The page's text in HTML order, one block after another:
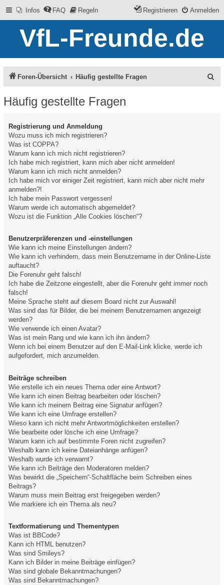
Infos FAQ Regeln Anmelden
Registrieren
VfL-Freunde.de
Foren-Übersicht Häufig gestellte Fragen
Häufig gestellte Fragen
Registrierung und Anmeldung
Wozu muss ich mich registrieren?
Was ist COPPA?
Warum kann ich mich nicht registrieren?
Ich habe mich registriert, kann mich aber nicht anmelden!
Warum kann ich mich nicht anmelden?
Ich habe mich vor einiger Zeit registriert, kann mich aber nicht mehr
anmelden?!
Ich habe mein Passwort vergessen!
Warum werde ich automatisch abgemeldet?
Wozu ist die Funktion „Alle Cookies löschen“?
Benutzerpräferenzen und -einstellungen
Wie kann ich meine Einstellungen ändern?
Wie kann ich verhindern, dass mein Benutzername in der Online-Liste
auftaucht?
Die Forenuhr geht falsch!
Ich habe die Zeitzone eingestellt, aber die Forenuhr geht immer noch
falsch!
Meine Sprache steht auf diesem Board nicht zur Auswahl!
Was sind das für Bilder, die bei meinem Benutzernamen angezeigt
werden?
Wie verwende ich einen Avatar?
Was ist mein Rang und wie kann ich ihn ändern?
Wenn ich bei einem Benutzer auf den E-Mail-Link klicke, werde ich
aufgefordert, mich anzumelden.
Beiträge schreiben
Wie erstelle ich ein neues Thema oder eine Antwort?
Wie kann ich einen Beitrag bearbeiten oder löschen?
Wie kann ich meinem Beitrag eine Signatur anfügen?
Wie kann ich eine Umfrage erstellen?
Wieso kann ich nicht mehr Antwortmöglichkeiten erstellen?
Wie bearbeite oder lösche ich eine Umfrage?
Warum kann ich auf bestimmte Foren nicht zugreifen?
Weshalb kann ich keine Dateianhänge anfügen?
Weshalb wurde ich verwarnt?
Wie kann ich Beiträge den Moderatoren melden?
Was bewirkt die „Speichern“-Schaltfläche beim Schreiben eines
Beitrags?
Warum muss mein Beitrag erst freigegeben werden?
Wie markiere ich ein Thema als neu?
Textformatierung und Thementypen
Was ist BBCode?
Kann ich HTML benutzen?
Was sind Smileys?
Kann ich Bilder in meine Beiträge einfügen?
Was sind globale Bekanntmachungen?
Was sind Bekanntmachungen?